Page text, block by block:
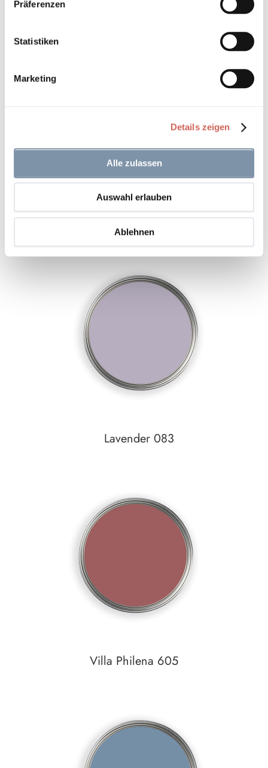
Präferenzen
Statistiken
Marketing
Details zeigen
Alle zulassen
Auswahl erlauben
Ablehnen
In den Warenkorb
Auf den Wunschzettel
Papagena 126
In den Warenkorb
Auf den Wunschzettel
Lavender 083
Auf den Wunschzettel
Villa Philena 605
Auf den Wunschzettel